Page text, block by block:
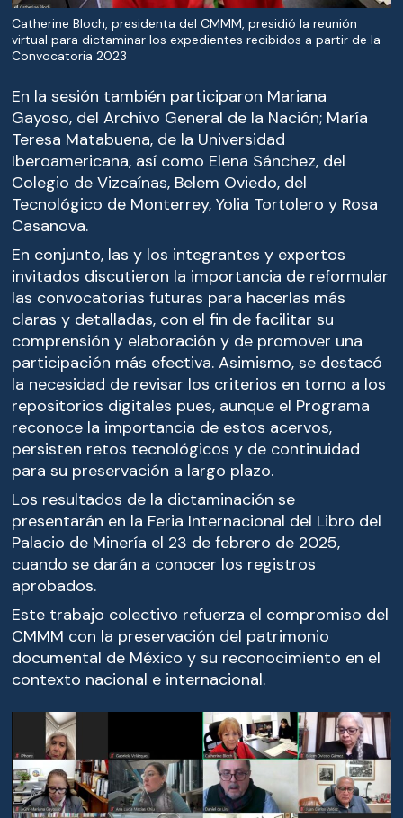
Catherine Bloch, presidenta del CMMM, presidió la reunión
virtual para dictaminar los expedientes recibidos a partir de la
Convocatoria 2023
En la sesión también participaron Mariana
Gayoso, del Archivo General de la Nación; María
Teresa Matabuena, de la Universidad
Iberoamericana, así como Elena Sánchez, del
Colegio de Vizcaínas, Belem Oviedo, del
Tecnológico de Monterrey, Yolia Tortolero y Rosa
Casanova.
En conjunto, las y los integrantes y expertos
invitados discutieron la importancia de reformular
las convocatorias futuras para hacerlas más
claras y detalladas, con el fin de facilitar su
comprensión y elaboración y de promover una
participación más efectiva. Asimismo, se destacó
la necesidad de revisar los criterios en torno a los
repositorios digitales pues, aunque el Programa
reconoce la importancia de estos acervos,
persisten retos tecnológicos y de continuidad
para su preservación a largo plazo.
Los resultados de la dictaminación se
presentarán en la Feria Internacional del Libro del
Palacio de Minería el 23 de febrero de 2025,
cuando se darán a conocer los registros
aprobados.
Este trabajo colectivo refuerza el compromiso del
CMMM con la preservación del patrimonio
documental de México y su reconocimiento en el
contexto nacional e internacional.